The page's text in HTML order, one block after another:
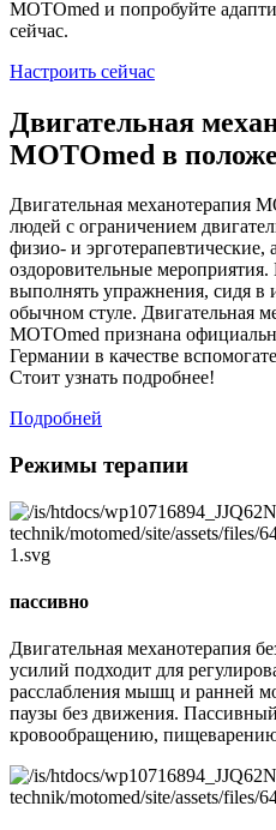
MOTOmed и попробуйте
сейчас.
Настроить сейчас
Двигательная
MOTOmed в
Двигательная механотерапия
людей с ограничением
физио- и эрготерапевтические,
оздоровительные мероприятия.
выполнять упражнения, сидя в
обычном стуле. Двигательная
MOTOmed признана
Германии в качестве
Стоит узнать подробнее!
Подробней
Режимы терапии
пассивно
Двигательная механотерапия
усилий подходит для
расслабления мышц и ранней
паузы без движения.
кровообращению,